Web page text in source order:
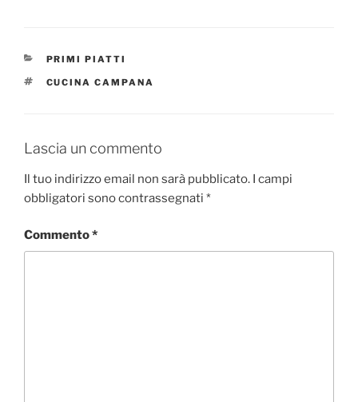
CATEGORIE
PRIMI PIATTI
TAG
CUCINA CAMPANA
Lascia un commento
Il tuo indirizzo email non sarà pubblicato. I campi
obbligatori sono contrassegnati *
Commento*